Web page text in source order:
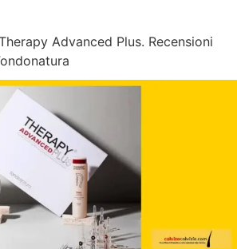
Advanced Plus. Recensioni